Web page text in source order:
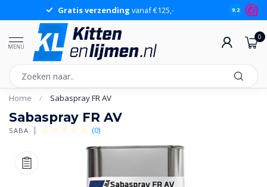
Gratis verzending vanaf €125,- 9.2
MENU
0
Home / Sabaspray FR AV
Sabaspray FR AV
SABA (0)